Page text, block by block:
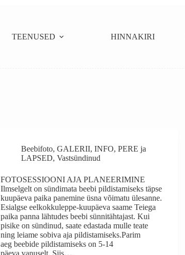
TEENUSED HINNAKIRI
Beebifoto, GALERII, INFO, PERE ja
LAPSED, Vastsündinud
FOTOSESSIOONI AJA PLANEERIMINE
Ilmselgelt on sündimata beebi pildistamiseks täpse
kuupäeva paika panemine üsna võimatu ülesanne.
Esialgse eelkokkuleppe-kuupäeva saame Teiega
paika panna lähtudes beebi sünnitähtajast. Kui
pisike on sündinud, saate edastada mulle teate
ning leiame sobiva aja pildistamiseks.Parim
aeg beebide pildistamiseks on 5-14
päeva vanuselt. Siis…